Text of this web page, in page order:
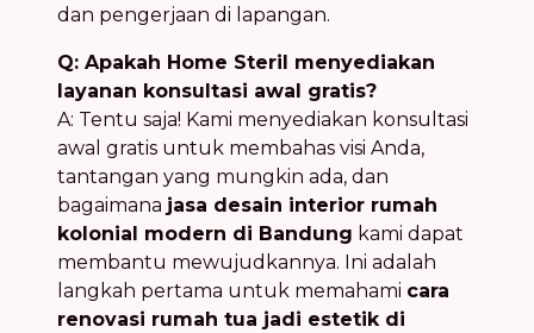
dan pengerjaan di lapangan.
Q: Apakah Home Steril menyediakan
layanan konsultasi awal gratis?
A: Tentu saja! Kami menyediakan konsultasi
awal gratis untuk membahas visi Anda,
tantangan yang mungkin ada, dan
bagaimana jasa desain interior rumah
kolonial modern di Bandung kami dapat
membantu mewujudkannya. Ini adalah
langkah pertama untuk memahami cara
renovasi rumah tua jadi estetik di